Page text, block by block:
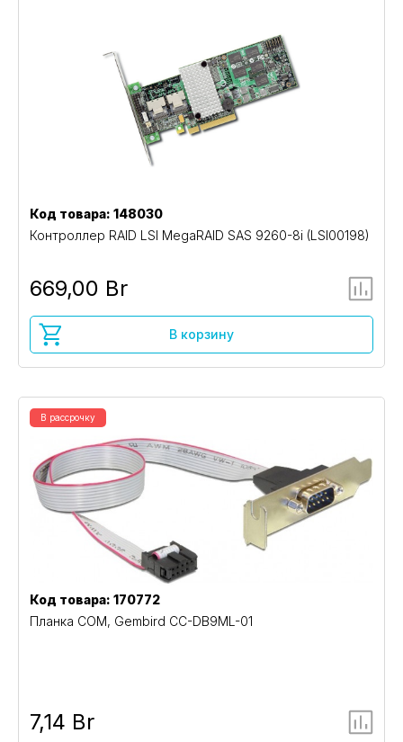
Код товара: 148030
Контроллер RAID LSI MegaRAID SAS 9260-8i (LSI00198)
669,00 Br
В корзину
В рассрочку
Код товара: 170772
Планка COM, Gembird CC-DB9ML-01
7,14 Br